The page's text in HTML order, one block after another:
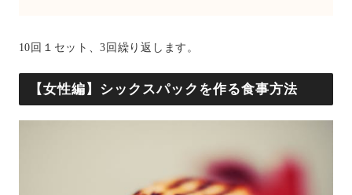
10回１セット、3回繰り返します。
【女性編】シックスパックを作る食事方法